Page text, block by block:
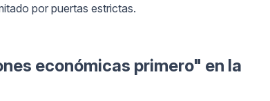
por puertas estrictas.
económicas primero" en la